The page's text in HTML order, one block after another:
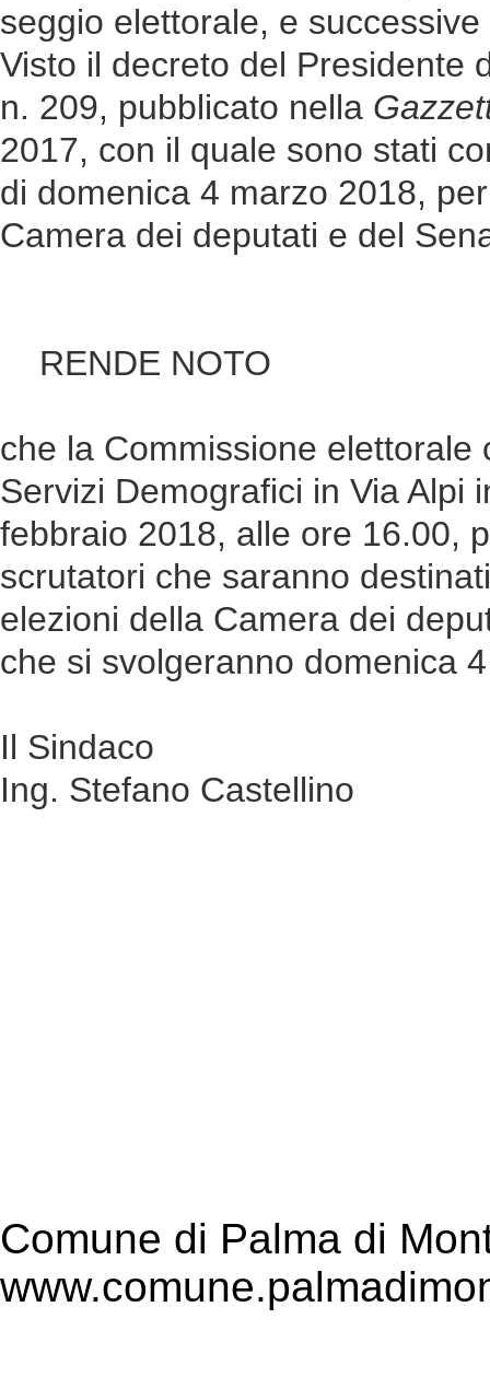
seggio elettorale, e
Visto il decreto del Presidente
n. 209, pubblicato nella
2017, con il quale sono stati
di domenica 4 marzo 2018,
Camera dei deputati e del
RENDE NOTO
che la Commissione
Servizi Demografici in Via Alpi
febbraio 2018, alle ore 16.00,
scrutatori che saranno
elezioni della Camera dei
che si svolgeranno domenica
Il Sindaco
Ing. Stefano Castellino
Comune di Palma di